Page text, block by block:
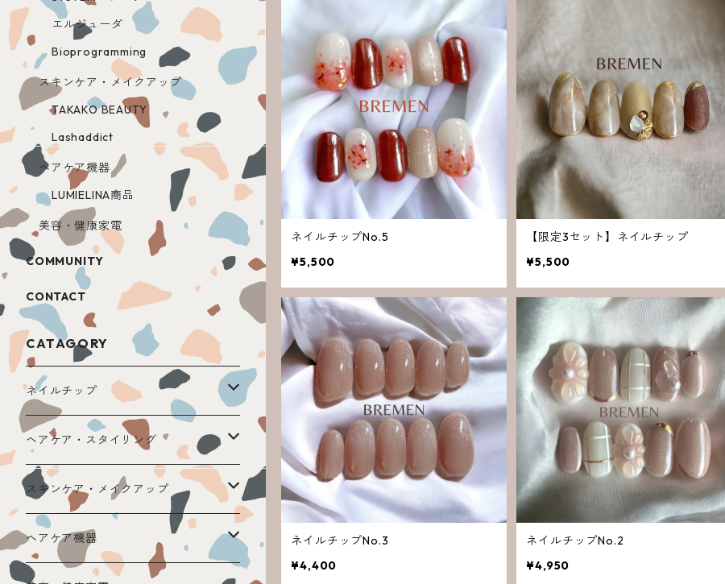
ネイルチップNo.5
¥5,500
【限定3セット】ネイルチップ
¥5,500
ネイルチップNo.3
¥4,400
ネイルチップNo.2
¥4,950
エルジューダ
Bioprogramming
スキンケア・メイクアップ
TAKAKO BEAUTY
Lashaddict
ヘアケア機器
LUMIELINA商品
美容・健康家電
COMMUNITY
CONTACT
CATAGORY
ネイルチップ
デザインチップ
別売りオプション
フルオーダーチップ
ヘアケア・スタイリング
N. エヌドット
SYSTEM システム
スキンケア・メイクアップ
TAKAKO BEAUTY
ヘアケア機器